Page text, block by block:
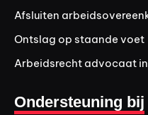
Afsluiten
Ontslag op staande voet
Arbeidsrecht advocaat
Ondersteuning bij